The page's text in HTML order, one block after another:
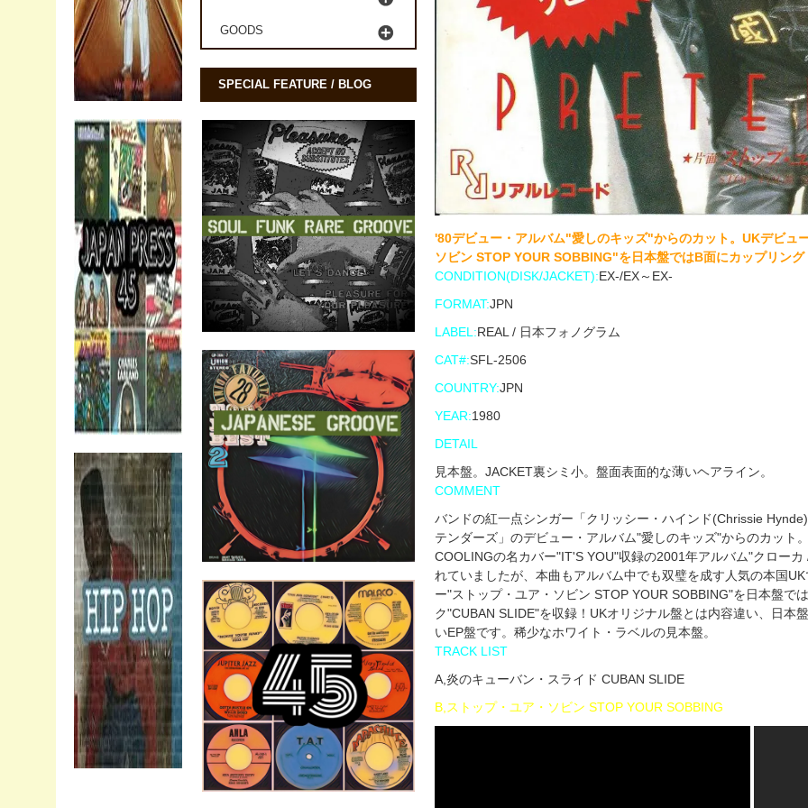
'80デビュー・アルバム"愛しのキッズ"からのカット。UKデビュ
ソビン STOP YOUR SOBBING"を日本盤ではB面にカップリング
CONDITION(DISK/JACKET):EX-/EX～EX-
FORMAT:JPN
LABEL:REAL / 日本フォノグラム
CAT#:SFL-2506
COUNTRY:JPN
YEAR:1980
DETAIL
見本盤。JACKET裏シミ小。盤面表面的な薄いヘアライン。
COMMENT
バンドの紅一点シンガー「クリッシー・ハインド(Chrissie
テンダーズ」のデビュー・アルバム"愛しのキッズ"からのカッ
COOLINGの名カバー"IT'S YOU"収録の2001年アルバム"クロー
れていましたが、本曲もアルバム中でも双璧を成す人気の本国
ー"ストップ・ユア・ソビン STOP YOUR SOBBING"を日本盤で
ク"CUBAN SLIDE"を収録！UKオリジナル盤とは内容違い、日本
いEP盤です。稀少なホワイト・ラベルの見本盤。
TRACK LIST
A,炎のキューバン・スライド CUBAN SLIDE
B,ストップ・ユア・ソビン STOP YOUR SOBBING
GOODS
SPECIAL FEATURE / BLOG